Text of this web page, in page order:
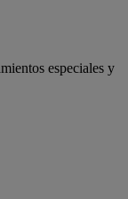
especiales y